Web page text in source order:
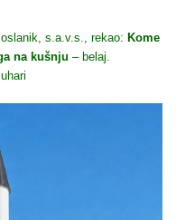
s.a.v.s., rekao: Kome
na kušnju – belaj.